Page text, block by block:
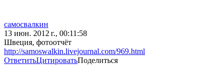
самосвалкин
13 июн. 2012 г., 00:11:58
Швеция, фотоотчёт
http://samoswalkin.livejournal.com/969.html
ОтветитьЦитироватьПоделиться